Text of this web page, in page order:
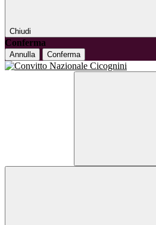
Chiudi
Conferma
Annulla Conferma